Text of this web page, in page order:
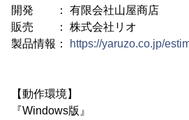
開発 ： 有限会社山屋商店
販売 ： 株式会社リオ
製品情報：
https://yaruzo.co.jp/
【動作環境】
『Windows版』